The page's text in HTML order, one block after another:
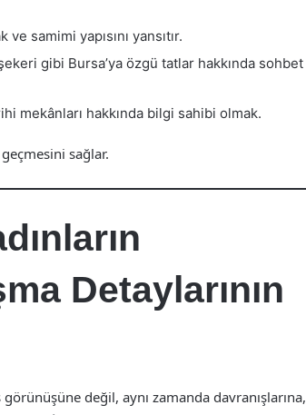
ve samimi yapısını yansıtır.
gibi Bursa’ya özgü tatlar hakkında sohbet
mekânları hakkında bilgi sahibi olmak.
sağlar.
Detaylarının
görünüşüne değil, aynı zamanda davranışlarına,